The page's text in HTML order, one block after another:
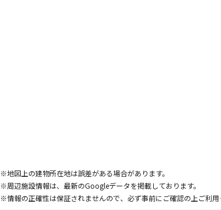
※地図上の建物所在地は誤差がある場合があります。
※周辺施設情報は、最新のGoogleデータを掲載しております。
※情報の正確性は保証されませんので、必ず事前にご確認の上ご利用